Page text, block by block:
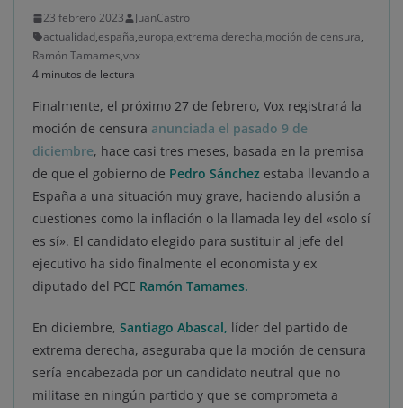
23 febrero 2023
JuanCastro
actualidad,españa,europa,extrema derecha,moción de censura,
Ramón Tamames,vox
4 minutos de lectura
Finalmente, el próximo 27 de febrero, Vox registrará la
moción de censura anunciada el pasado 9 de
diciembre, hace casi tres meses, basada en la premisa
de que el gobierno de Pedro Sánchez estaba llevando a
España a una situación muy grave, haciendo alusión a
cuestiones como la inflación o la llamada ley del «solo sí
es sí». El candidato elegido para sustituir al jefe del
ejecutivo ha sido finalmente el economista y ex
diputado del PCE Ramón Tamames.
En diciembre, Santiago Abascal, líder del partido de
extrema derecha, aseguraba que la moción de censura
sería encabezada por un candidato neutral que no
militase en ningún partido y que se comprometa a